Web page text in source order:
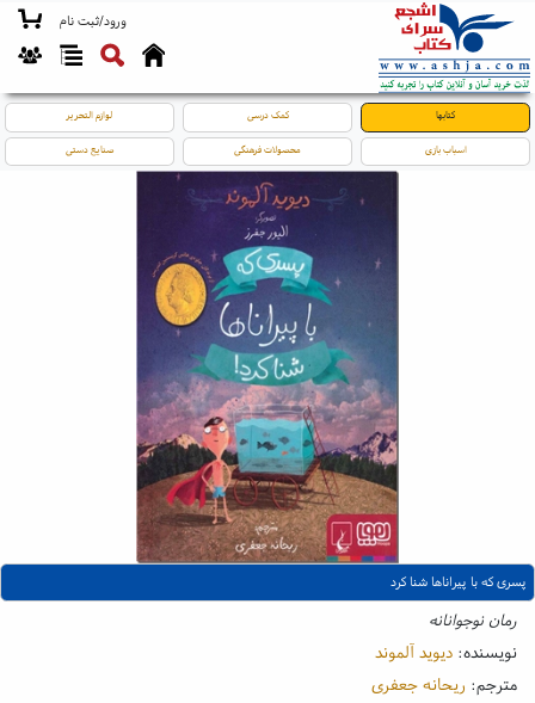
ورود/ثبت نام
کتابها کمک درسی لوازم التحریر
اسباب بازی محصولات فرهنگی صنایع دستی
پسری که با پیراناها شنا کرد
رمان نوجوانانه
نویسنده: دیوید آلموند
مترجم: ریحانه جعفری